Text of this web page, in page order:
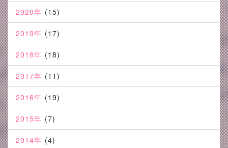
2020年 (15)
2019年 (17)
2018年 (18)
2017年 (11)
2016年 (19)
2015年 (7)
2014年 (4)